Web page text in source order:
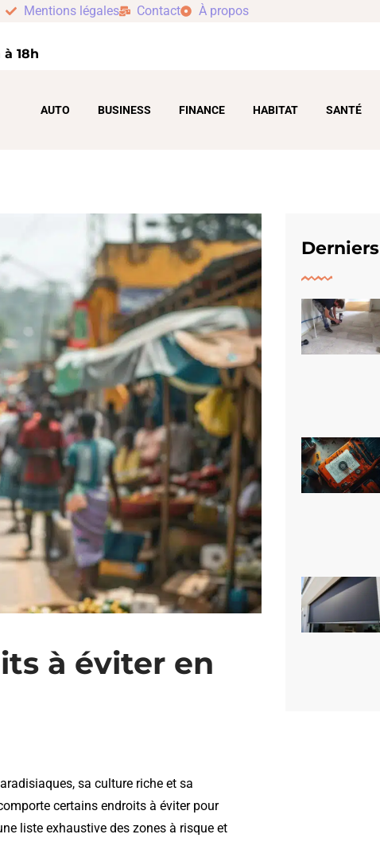
Mentions légales Contact À propos
18h
AUTO BUSINESS FINANCE HABITAT SANTÉ
à éviter en
sa culture riche et sa
certains endroits à éviter pour
liste exhaustive des zones à risque et